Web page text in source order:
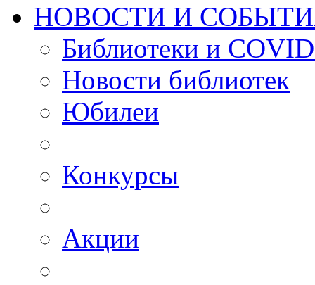
НОВОСТИ И
Библиотеки и
Новости библиотек
Юбилеи
Конкурсы
Акции